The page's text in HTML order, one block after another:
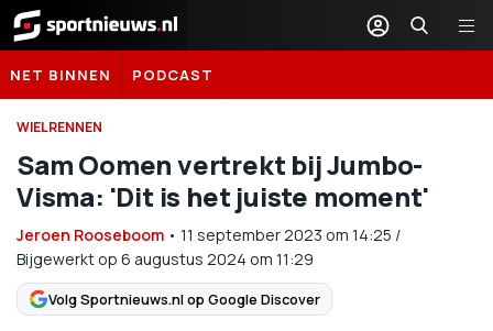
Sportnieuws.nl
NET BINNEN PODCAST
WIELRENNEN
Sam Oomen vertrekt bij Jumbo-
Visma: 'Dit is het juiste moment'
Jeroen Rooseboom • 11 september 2023 om 14:25 /
Bijgewerkt op 6 augustus 2024 om 11:29
Volg Sportnieuws.nl op Google Discover